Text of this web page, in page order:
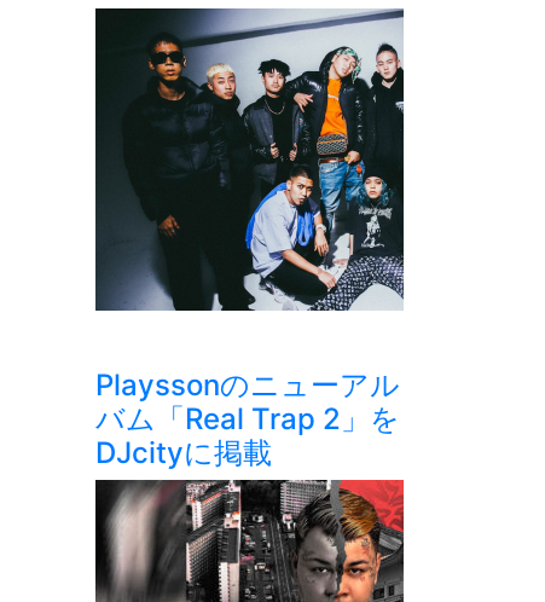
Playssonのニューアル
バム「Real Trap 2」を
DJcityに掲載